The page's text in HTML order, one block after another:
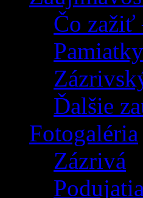
Čo
Pamiatky
Ďalšie
Fotogaléria
Zázrivá
Podujatia